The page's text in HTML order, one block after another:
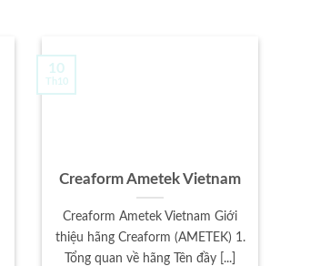
Creaform Ametek Vietnam
Creaform Ametek Vietnam Giới
thiệu hãng Creaform (AMETEK) 1.
Tổng quan về hãng Tên đầy [...]
10
Th10